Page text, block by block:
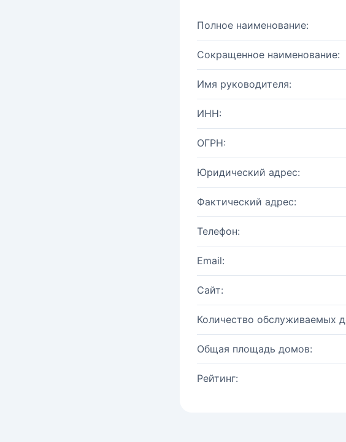
Полное наименование:
Сокращенное наименование:
Имя руководителя:
ИНН:
ОГРН:
Юридический адрес:
Фактический адрес:
Телефон:
Email:
Сайт:
Количество обслуживаемых
Общая площадь домов:
Рейтинг: